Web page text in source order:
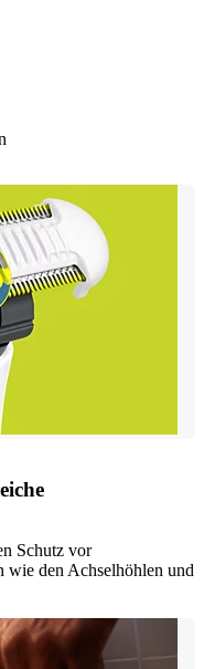
Schutz vor
wie den Achselhöhlen und